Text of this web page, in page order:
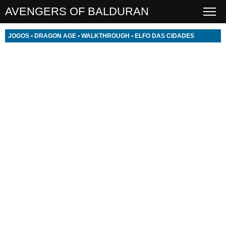
AVENGERS OF BALDURAN
JOGOS • DRAGON AGE • WALKTHROUGH • ELFO DAS CIDADES